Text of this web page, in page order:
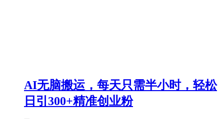
AI无脑搬运，每天只需半小时，轻松
日引300+精准创业粉